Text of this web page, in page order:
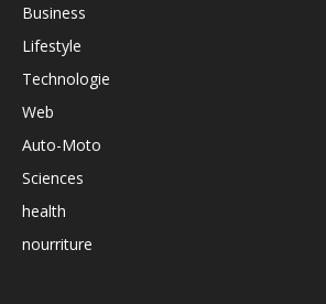
Business
Lifestyle
Technologie
Web
Auto-Moto
Sciences
health
nourriture